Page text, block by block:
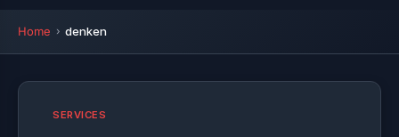
Home denken
SERVICES